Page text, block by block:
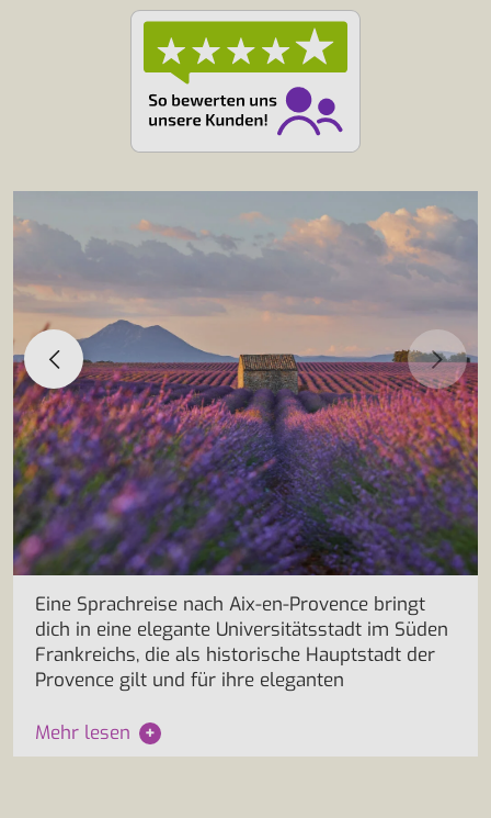
Eine Sprachreise nach Aix-en-Provence bringt
dich in eine elegante Universitätsstadt im Süden
Frankreichs, die als historische Hauptstadt der
Provence gilt und für ihre eleganten
Mehr lesen +